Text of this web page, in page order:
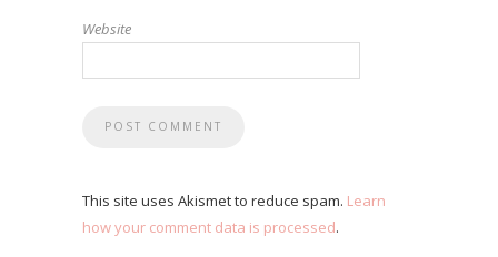
Website
This site uses Akismet to reduce spam. Learn
how your comment data is processed.